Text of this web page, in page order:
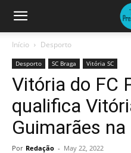
Início Desporto
Desporto SC Braga Vitória SC
Vitória do FC
qualifica
Guimarães na
Por Redação - May 22, 2022